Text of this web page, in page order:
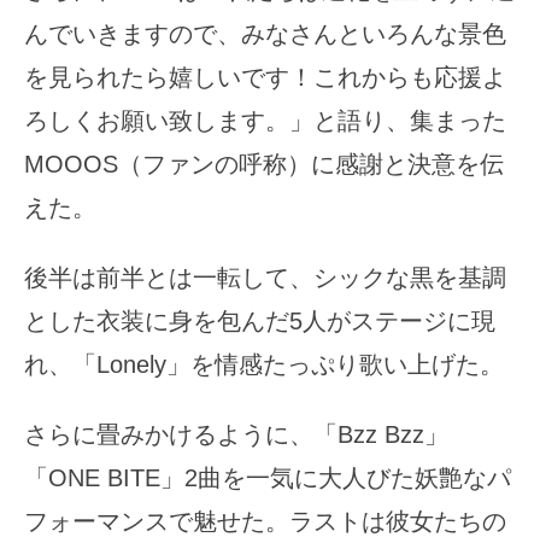
んでいきますので、みなさんといろんな景色
を見られたら嬉しいです！これからも応援よ
ろしくお願い致します。」と語り、集まった
MOOOS（ファンの呼称）に感謝と決意を伝
えた。
後半は前半とは一転して、シックな黒を基調
とした衣装に身を包んだ5人がステージに現
れ、「Lonely」を情感たっぷり歌い上げた。
さらに畳みかけるように、「Bzz Bzz」
「ONE BITE」2曲を一気に大人びた妖艶なパ
フォーマンスで魅せた。ラストは彼女たちの